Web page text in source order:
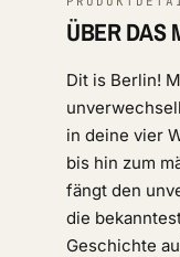
ÜBER DAS
Dit is Berlin!
in deine vier
bis hin zum
fängt den
die
Geschichte